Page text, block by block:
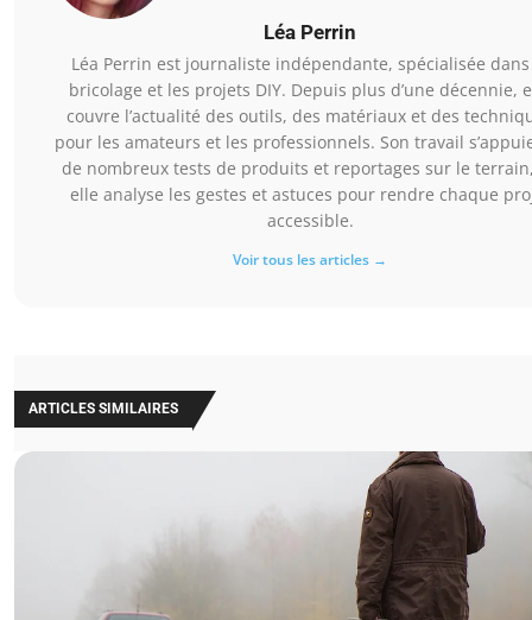
Léa Perrin
Léa Perrin est journaliste indépendante, spécialisée
bricolage et les projets DIY. Depuis plus d’une décennie,
couvre l’actualité des outils, des matériaux et des
pour les amateurs et les professionnels. Son travail
de nombreux tests de produits et reportages sur le
elle analyse les gestes et astuces pour rendre chaque
accessible.
Voir tous les articles →
ARTICLES SIMILAIRES